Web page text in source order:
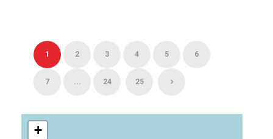
1 2 3 4 5 6
7 ... 24 25
+